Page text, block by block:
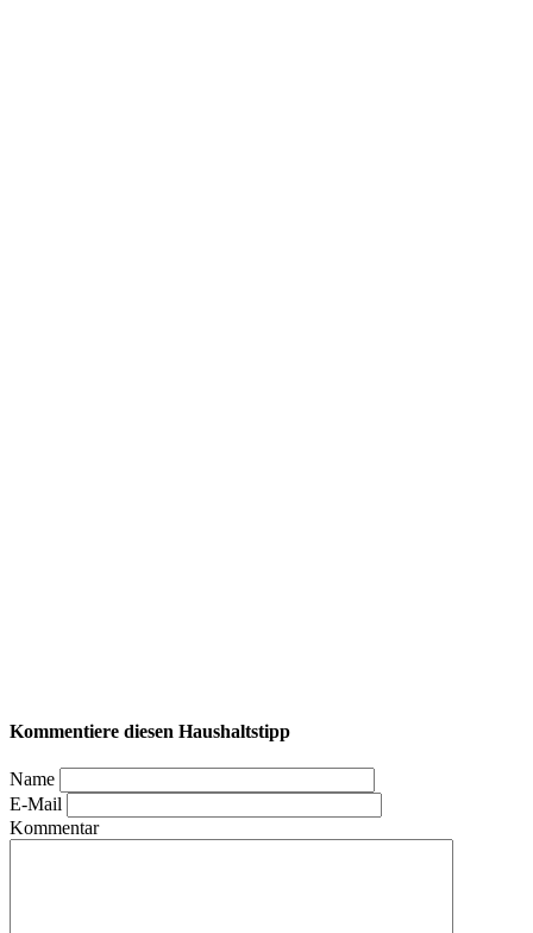
Kommentiere diesen Haushaltstipp
Name
E-Mail
Kommentar